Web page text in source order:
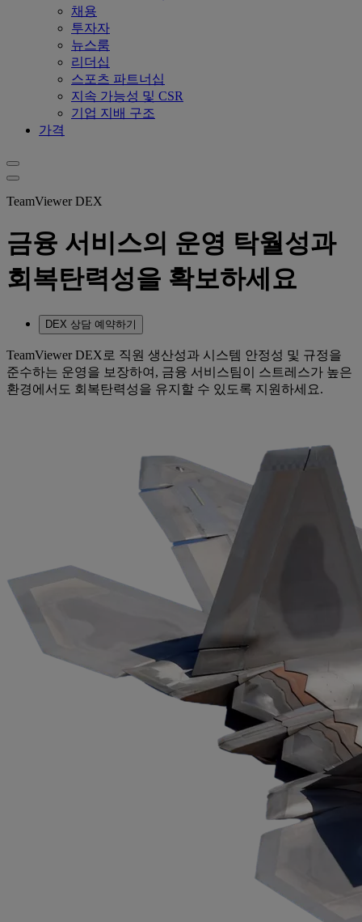
채용
투자자
뉴스룸
리더십
스포츠 파트너십
지속 가능성 및 CSR
기업 지배 구조
가격
TeamViewer DEX
금융 서비스의 운영 탁월성과
회복탄력성을 확보하세요
DEX 상담 예약하기
TeamViewer DEX로 직원 생산성과 시스템 안정성 및 규정을
준수하는 운영을 보장하여, 금융 서비스팀이 스트레스가 높은
환경에서도 회복탄력성을 유지할 수 있도록 지원하세요.